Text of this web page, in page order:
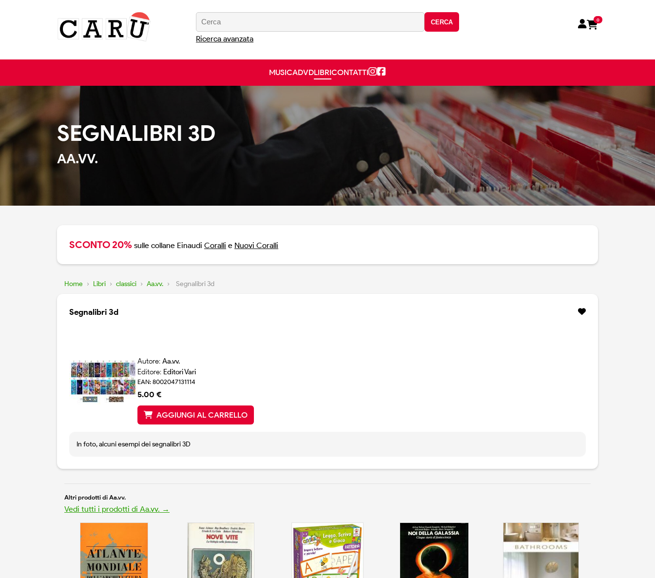
CERCA
Ricerca avanzata
0
MUSICADVDLIBRICONTATTI
SEGNALIBRI 3D
AA.VV.
SCONTO 20% sulle collane Einaudi Coralli e Nuovi Coralli
Home › Libri › classici › Aa.vv. › Segnalibri 3d
Segnalibri 3d
Autore: Aa.vv.
Editore: Editori Vari
EAN: 8002047131114
5.00 €
AGGIUNGI AL CARRELLO
In foto, alcuni esempi dei segnalibri 3D
Altri prodotti di Aa.vv.
Vedi tutti i prodotti di Aa.vv. →